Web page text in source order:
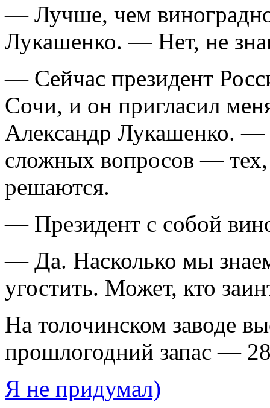
— Лучше, чем
Лукашенко. — Нет, не
— Сейчас президент
Сочи, и он пригласил
Александр Лукашенко. —
сложных вопросов —
решаются.
— Президент с собой
— Да. Насколько мы
угостить. Может, кто
На толочинском заводе
прошлогодний запас —
Я не придумал)